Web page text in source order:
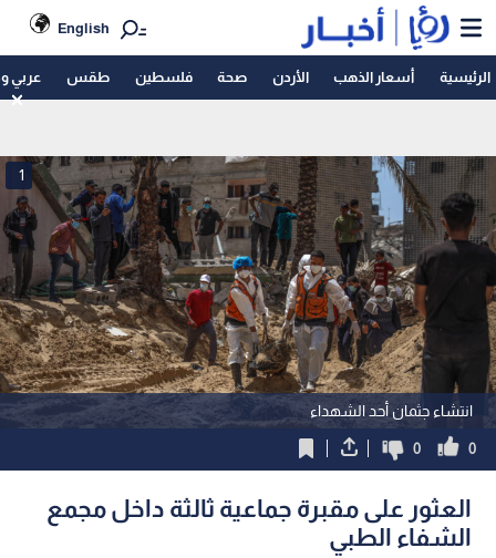
English
الرئيسية أسعار الذهب الأردن صحة فلسطين طقس عربي
انتشاء جثمان أحد الشهداء
1
0
0
العثور على مقبرة جماعية ثالثة داخل مجمع
الشفاء الطبي